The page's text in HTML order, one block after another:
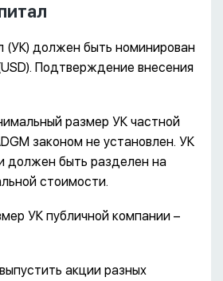
(УК) должен быть номинирован
Подтверждение внесения
размер УК частной
законом не установлен. УК
должен быть разделен на
стоимости.
УК публичной компании –
акции разных